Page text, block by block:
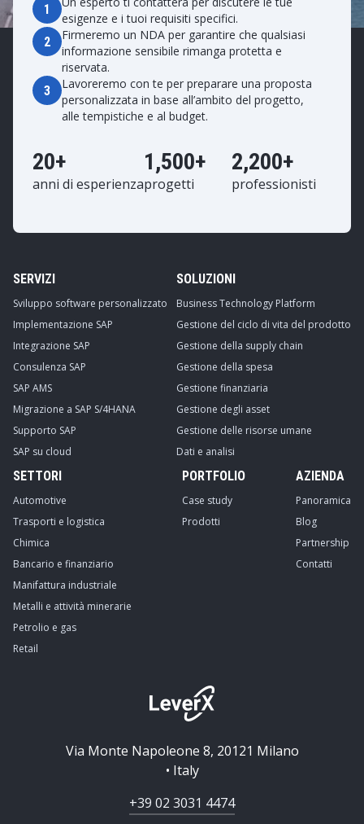
1
esigenze e i tuoi requisiti specifici.
2
Firmeremo un NDA per garantire che qualsiasi
informazione sensibile rimanga protetta e
riservata.
3
Lavoreremo con te per preparare una proposta
personalizzata in base all’ambito del progetto,
alle tempistiche e al budget.
20+
anni di esperienza
1,500+
progetti
2,200+
professionisti
SERVIZI
Sviluppo software personalizzato
Implementazione SAP
Integrazione SAP
Consulenza SAP
SAP AMS
Migrazione a SAP S/4HANA
Supporto SAP
SAP su cloud
SOLUZIONI
Business Technology Platform
Gestione del ciclo di vita del prodotto
Gestione della supply chain
Gestione della spesa
Gestione finanziaria
Gestione degli asset
Gestione delle risorse umane
Dati e analisi
SETTORI
Automotive
Trasporti e logistica
Chimica
Bancario e finanziario
Manifattura industriale
Metalli e attività minerarie
Petrolio e gas
Retail
PORTFOLIO
Case study
Prodotti
AZIENDA
Panoramica
Blog
Partnership
Contatti
Via Monte Napoleone 8, 20121 Milano
• Italy
+39 02 3031 4474